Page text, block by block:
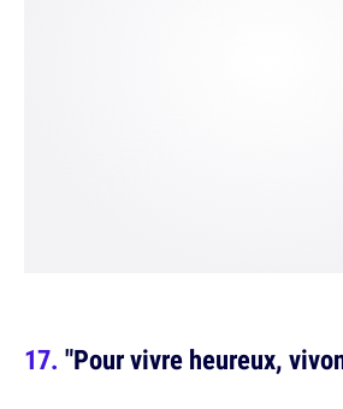
"Pour vivre heureux,